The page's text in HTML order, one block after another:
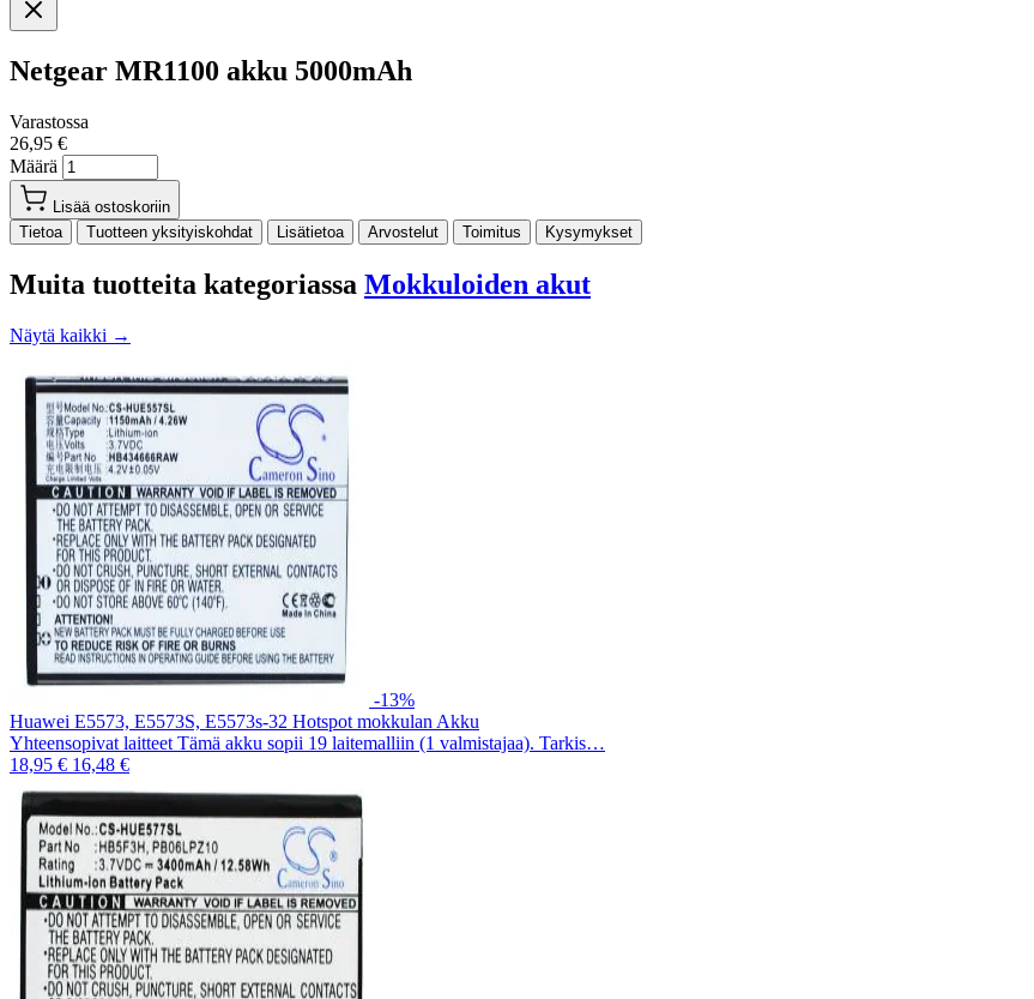
Netgear MR1100 akku 5000mAh
Varastossa
26,95 €
Määrä
Lisää ostoskoriin
Tietoa
Tuotteen yksityiskohdat Lisätietoa Arvostelut Toimitus Kysymykset
Muita tuotteita kategoriassa Mokkuloiden akut
Näytä kaikki →
-13%
Huawei E5573, E5573S, E5573s-32 Hotspot mokkulan Akku
Yhteensopivat laitteet Tämä akku sopii 19 laitemalliin (1 valmistajaa). Tarkis…
18,95 € 16,48 €